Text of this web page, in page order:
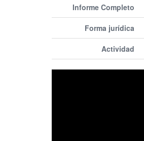
Informe Completo
Forma jurídica
Actividad